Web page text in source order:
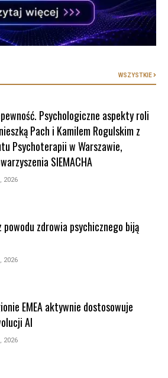
WSZYSTKIE
Psychologiczne aspekty roli
Pach i Kamilem Rogulskim z
Psychoterapii w Warszawie,
SIEMACHA
2026
zdrowia psychicznego biją
2026
EMEA aktywnie dostosowuje
AI
2026